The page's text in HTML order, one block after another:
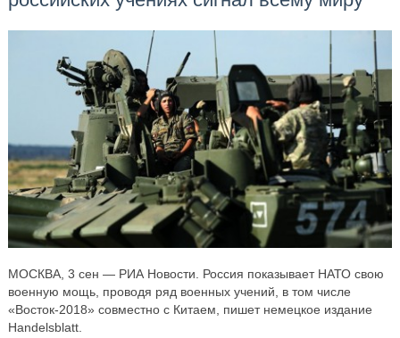
МОСКВА, 3 сен — РИА Новости. Россия показывает НАТО свою
военную мощь, проводя ряд военных учений, в том числе
«Восток-2018» совместно с Китаем, пишет немецкое издание
Handelsblatt.